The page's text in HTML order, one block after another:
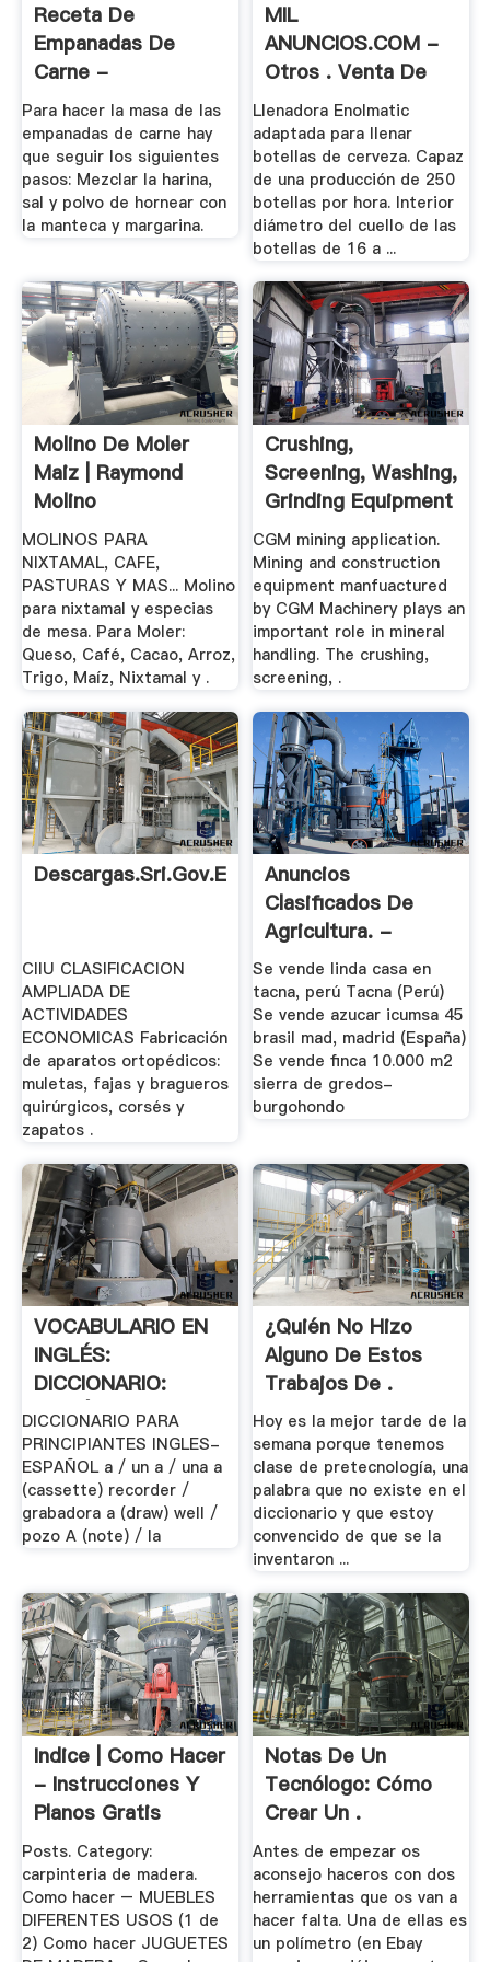
Receta De
Empanadas De
Carne -
RecetasGratis
Para hacer la masa de las
empanadas de carne hay
que seguir los siguientes
pasos: Mezclar la harina,
sal y polvo de hornear con
la manteca y margarina.
MIL
ANUNCIOS.COM -
Otros . Venta De
Otras .
Llenadora Enolmatic
adaptada para llenar
botellas de cerveza. Capaz
de una producción de 250
botellas por hora. Interior
diámetro del cuello de las
botellas de 16 a ...
Molino De Moler
Maiz | Raymond
Molino
MOLINOS PARA
NIXTAMAL, CAFE,
PASTURAS Y MAS... Molino
para nixtamal y especias
de mesa. Para Moler:
Queso, Café, Cacao, Arroz,
Trigo, Maíz, Nixtamal y .
Crushing,
Screening, Washing,
Grinding Equipment
.
CGM mining application.
Mining and construction
equipment manfuactured
by CGM Machinery plays an
important role in mineral
handling. The crushing,
screening, .
Descargas.sri.gov.ec
CIIU CLASIFICACION
AMPLIADA DE
ACTIVIDADES
ECONOMICAS Fabricación
de aparatos ortopédicos:
muletas, fajas y bragueros
quirúrgicos, corsés y
zapatos .
Anuncios
Clasificados De
Agricultura. -
Infoagro
Se vende linda casa en
tacna, perú Tacna (Perú)
Se vende azucar icumsa 45
brasil mad, madrid (España)
Se vende finca 10.000 m2
sierra de gredos-
burgohondo
VOCABULARIO EN
INGLÉS:
DICCIONARIO:
INGLÉS .
DICCIONARIO PARA
PRINCIPIANTES INGLES-
ESPAÑOL a / un a / una a
(cassette) recorder /
grabadora a (draw) well /
pozo A (note) / la
¿Quién No Hizo
Alguno De Estos
Trabajos De .
Hoy es la mejor tarde de la
semana porque tenemos
clase de pretecnología, una
palabra que no existe en el
diccionario y que estoy
convencido de que se la
inventaron ...
Indice | Como Hacer
- Instrucciones Y
Planos Gratis
Posts. Category:
carpinteria de madera.
Como hacer – MUEBLES
DIFERENTES USOS (1 de
2) Como hacer JUGUETES
Notas De Un
Tecnólogo: Cómo
Crear Un .
Antes de empezar os
aconsejo haceros con dos
herramientas que os van a
hacer falta. Una de ellas es
un polímetro (en Ebay